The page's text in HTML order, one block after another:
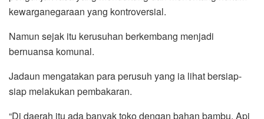
kewarganegaraan yang kontroversial.
Namun sejak itu kerusuhan berkembang menjadi
bernuansa komunal.
Jadaun mengatakan para perusuh yang ia lihat bersiap-
siap melakukan pembakaran.
“Di daerah itu ada banyak toko dengan bahan bambu. Api